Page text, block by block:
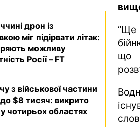
“Ще
що
дрон із
міг підірвати літак:
можливу
Росії – FT
з військової частини
$8 тисяч: викрито
чотирьох областях